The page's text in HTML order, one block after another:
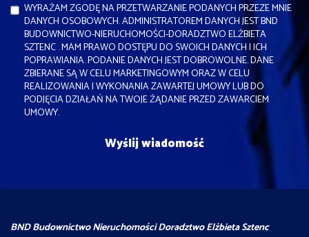
WYRAŻAM ZGODĘ NA PRZETWARZANIE PODANYCH PRZEZE MNIE
DANYCH OSOBOWYCH. ADMINISTRATOREM DANYCH JEST BND
BUDOWNICTWO-NIERUCHOMOŚCI-DORADZTWO ELŻBIETA
SZTENC . MAM PRAWO DOSTĘPU DO SWOICH DANYCH I ICH
POPRAWIANIA. PODANIE DANYCH JEST DOBROWOLNE. DANE
ZBIERANE SĄ W CELU MARKETINGOWYM ORAZ W CELU
REALIZOWANIA I WYKONANIA ZAWARTEJ UMOWY LUB DO
PODJĘCIA DZIAŁAŃ NA TWOJE ŻĄDANIE PRZED ZAWARCIEM
UMOWY.
BND Budownictwo Nieruchomości Doradztwo Elżbieta Sztenc